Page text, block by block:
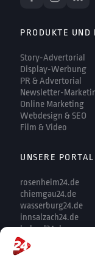
PRODUKTE UND
Story-Advertorial
Display-Werbung
PR & Advertorial
Newsletter-
Online Marketing
Webdesign & SEO
Film & Video
UNSERE
rosenheim24.de
chiemgau24.de
wasserburg24.de
innsalzach24.de
bgland24.de
mangfall24.de
rosenheimjobs.de